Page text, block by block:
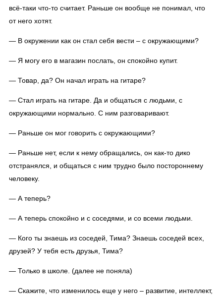
всё-таки что-то считает. Раньше он вообще не понимал, что
от него хотят.
— В окружении как он стал себя вести – с окружающими?
— Я могу его в магазин послать, он спокойно купит.
— Товар, да? Он начал играть на гитаре?
— Стал играть на гитаре. Да и общаться с людьми, с
окружающими нормально. С ним разговаривают.
— Раньше он мог говорить с окружающими?
— Раньше нет, если к нему обращались, он как-то дико
отстранялся, и общаться с ним трудно было постороннему
человеку.
— А теперь?
— А теперь спокойно и с соседями, и со всеми людьми.
— Кого ты знаешь из соседей, Тима? Знаешь соседей всех,
друзей? У тебя есть друзья, Тима?
— Только в школе. (далее не поняла)
— Скажите, что изменилось еще у него – развитие, интеллект,